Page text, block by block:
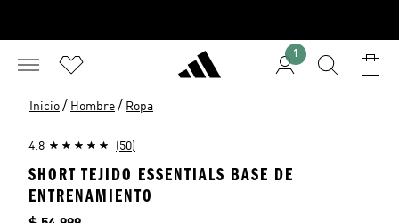
1
Inicio / Hombre / Ropa
4.8 (50)
SHORT TEJIDO ESSENTIALS BASE DE
ENTRENAMIENTO